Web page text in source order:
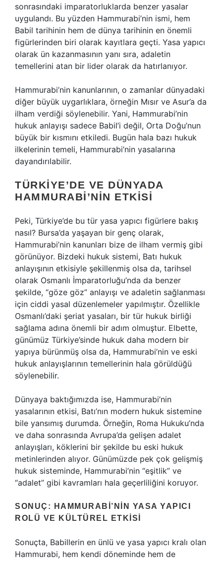
sonrasındaki imparatorluklarda benzer yasalar
uygulandı. Bu yüzden Hammurabi’nin ismi, hem
Babil tarihinin hem de dünya tarihinin en önemli
figürlerinden biri olarak kayıtlara geçti. Yasa yapıcı
olarak ün kazanmasının yanı sıra, adaletin
temellerini atan bir lider olarak da hatırlanıyor.
Hammurabi’nin kanunlarının, o zamanlar dünyadaki
diğer büyük uygarlıklara, örneğin Mısır ve Asur’a da
ilham verdiği söylenebilir. Yani, Hammurabi’nin
hukuk anlayışı sadece Babil’i değil, Orta Doğu’nun
büyük bir kısmını etkiledi. Bugün hala bazı hukuk
ilkelerinin temeli, Hammurabi’nin yasalarına
dayandırılabilir.
TÜRKIYE’DE VE DÜNYADA
HAMMURABI’NIN ETKISI
Peki, Türkiye’de bu tür yasa yapıcı figürlere bakış
nasıl? Bursa’da yaşayan bir genç olarak,
Hammurabi’nin kanunları bize de ilham vermiş gibi
görünüyor. Bizdeki hukuk sistemi, Batı hukuk
anlayışının etkisiyle şekillenmiş olsa da, tarihsel
olarak Osmanlı İmparatorluğu’nda da benzer
şekilde, “göze göz” anlayışı ve adaletin sağlanması
için ciddi yasal düzenlemeler yapılmıştır. Özellikle
Osmanlı’daki şeriat yasaları, bir tür hukuk birliği
sağlama adına önemli bir adım olmuştur. Elbette,
günümüz Türkiye’sinde hukuk daha modern bir
yapıya bürünmüş olsa da, Hammurabi’nin ve eski
hukuk anlayışlarının temellerinin hala görüldüğü
söylenebilir.
Dünyaya baktığımızda ise, Hammurabi’nin
yasalarının etkisi, Batı’nın modern hukuk sistemine
bile yansımış durumda. Örneğin, Roma Hukuku’nda
ve daha sonrasında Avrupa’da gelişen adalet
anlayışları, köklerini bir şekilde bu eski hukuk
metinlerinden alıyor. Günümüzde pek çok gelişmiş
hukuk sisteminde, Hammurabi’nin “eşitlik” ve
“adalet” gibi kavramları hala geçerliliğini koruyor.
SONUÇ: HAMMURABI’NIN YASA YAPICI
ROLÜ VE KÜLTÜREL ETKISI
Sonuçta, Babillerin en ünlü ve yasa yapıcı kralı olan
Hammurabi, hem kendi döneminde hem de